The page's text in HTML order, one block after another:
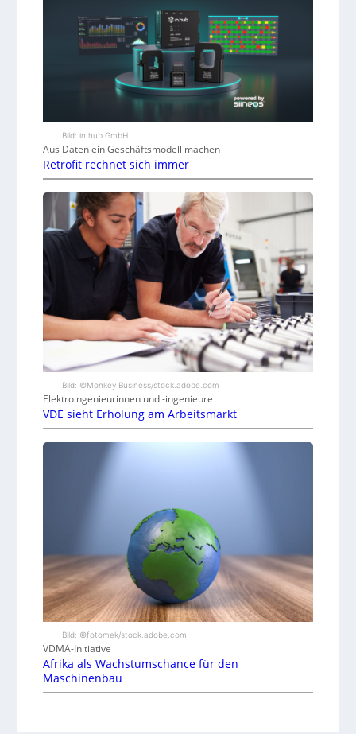
Bild: in.hub GmbH
Aus Daten ein Geschäftsmodell machen
Retrofit rechnet sich immer
Bild: ©Monkey Business/stock.adobe.com
Elektroingenieurinnen und -ingenieure
VDE sieht Erholung am Arbeitsmarkt
Bild: ©fotomek/stock.adobe.com
VDMA-Initiative
Afrika als Wachstumschance für den
Maschinenbau